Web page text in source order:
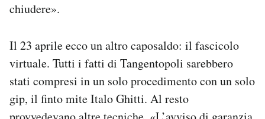
chiudere».
Il 23 aprile ecco un altro caposaldo: il fascicolo
virtuale. Tutti i fatti di Tangentopoli sarebbero
stati compresi in un solo procedimento con un solo
gip, il finto mite Italo Ghitti. Al resto